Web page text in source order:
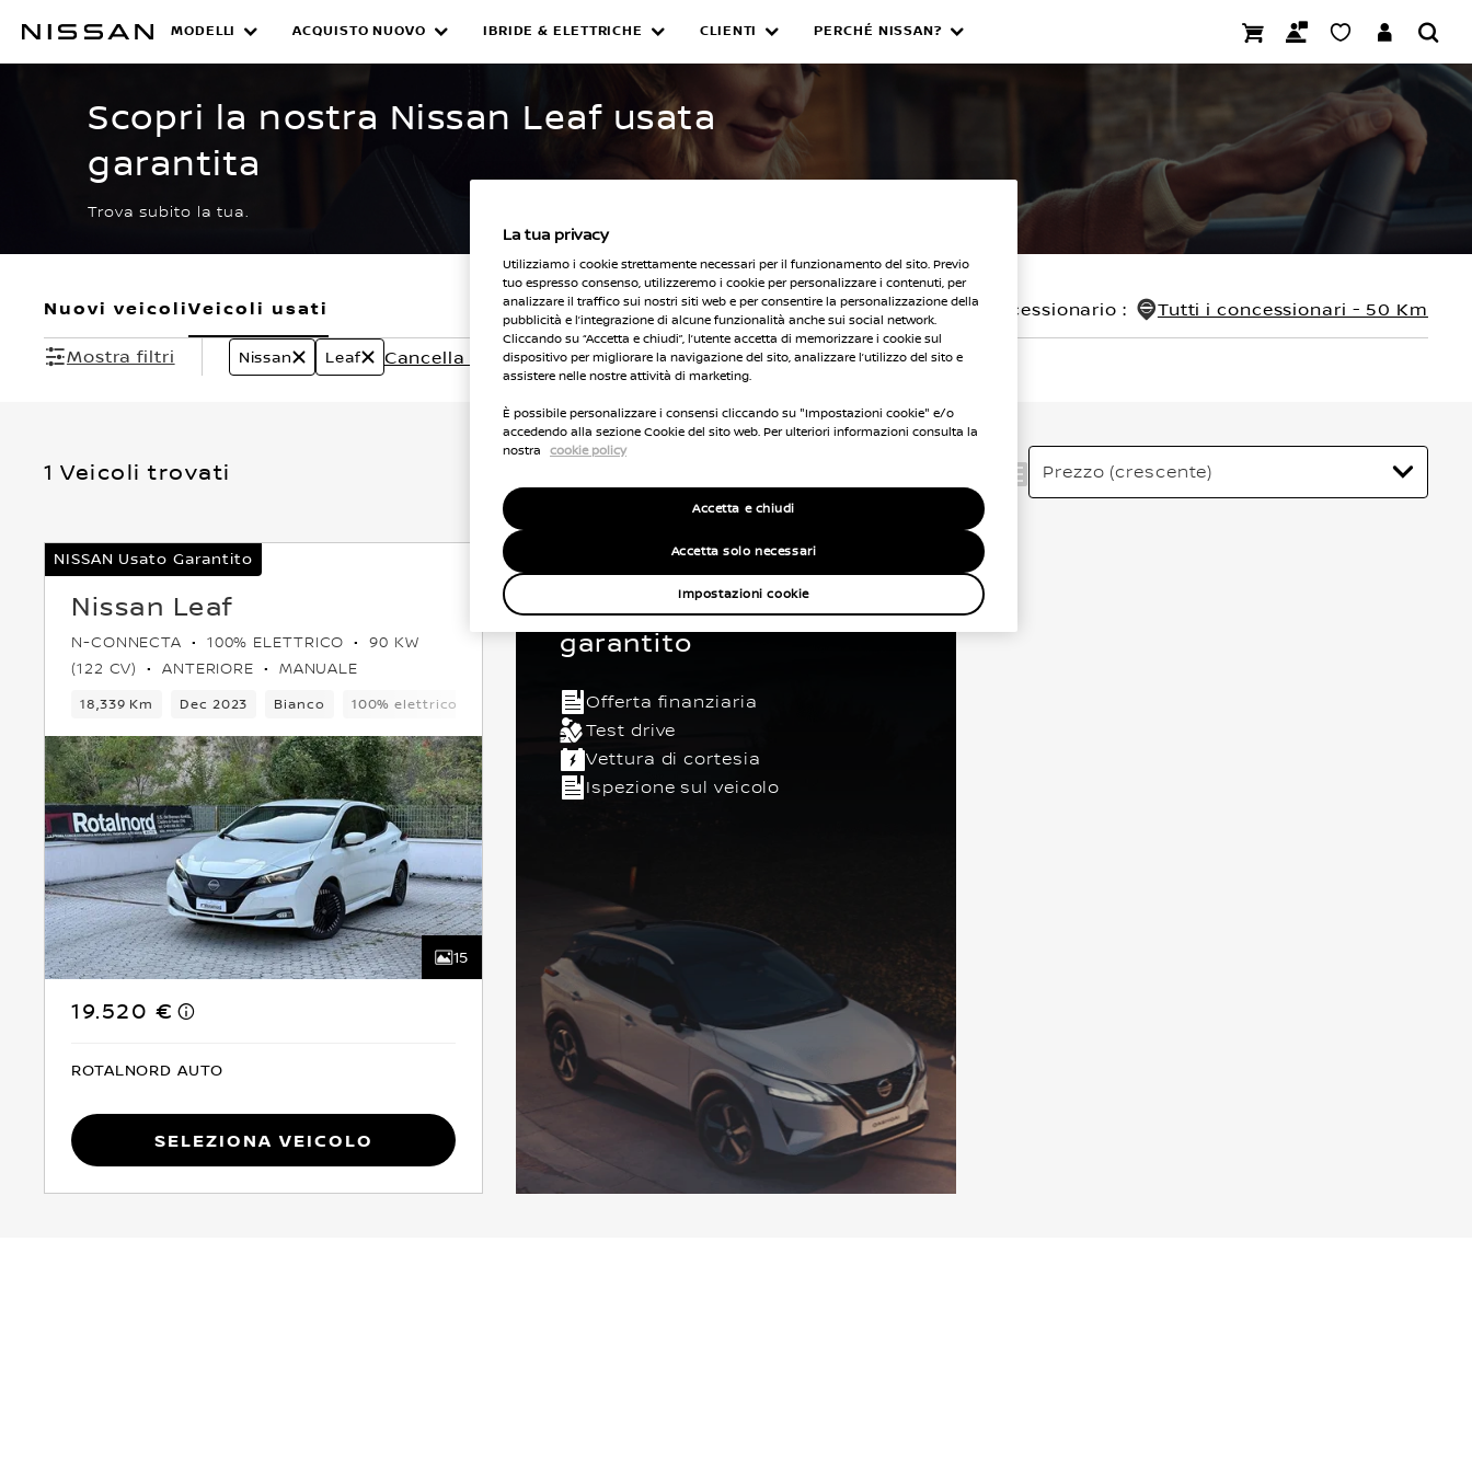
CERTIFIED PRE OWNED INVENTORY
MODELLI ACQUISTO NUOVO IBRIDE & ELETTRICHE CLIENTI PERCHÉ NISSAN?
Scopri la nostra Nissan Leaf usata
garantita
Trova subito la tua.
Nuovi veicoliVeicoli usati Seleziona concessionario :
Tutti i concessionari - 50 Km
Mostra filtri
Nissan Leaf Cancella tutti i filtri
1 Veicoli trovati
NISSAN Usato Garantito
Nissan Leaf
N-CONNECTA 100% ELETTRICO
90 KW
(122 CV)
ANTERIORE MANUALE
18,339 Km Dec 2023 Bianco 100% elettrico Berlina Anteriore
15
19.520 €
ROTALNORD AUTO
Seleziona Veicolo
I vantaggi Nissan usato
garantito
Offerta finanziaria
Test drive
Vettura di cortesia
Ispezione sul veicolo
La tua privacy
Utilizziamo i cookie strettamente necessari per il funzionamento del sito. Previo
tuo espresso consenso, utilizzeremo i cookie per personalizzare i contenuti, per
analizzare il traffico sui nostri siti web e per consentire la personalizzazione della
pubblicità e l’integrazione di alcune funzionalità anche sui social network.
Cliccando su “Accetta e chiudi”, l’utente accetta di memorizzare i cookie sul
dispositivo per migliorare la navigazione del sito, analizzare l’utilizzo del sito e
assistere nelle nostre attività di marketing.
È possibile personalizzare i consensi cliccando su "Impostazioni cookie" e/o
accedendo alla sezione Cookie del sito web. Per ulteriori informazioni consulta la
nostra
cookie policy
Accetta solo necessari
Accetta e chiudi
Impostazioni cookie